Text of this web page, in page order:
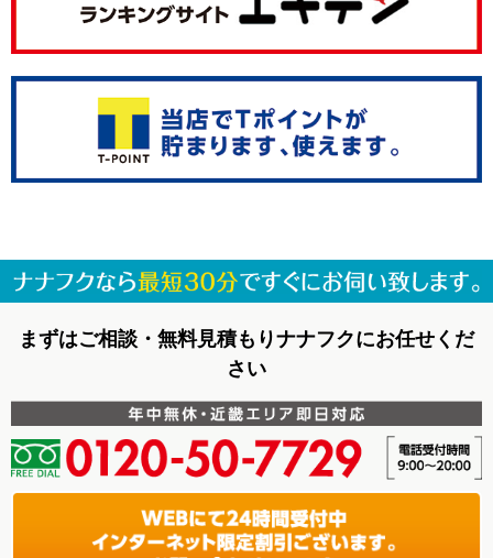
まずはご相談・無料見積もりナナフクにお任せくだ
さい